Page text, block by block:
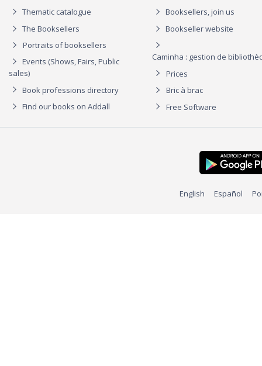
Thematic catalogue
The Booksellers
Portraits of booksellers
Events (Shows, Fairs, Public
sales)
Book professions directory
Find our books on Addall
Booksellers, join us
Bookseller website
Caminha : gestion de
Prices
Bric à brac
Free Software
English Español